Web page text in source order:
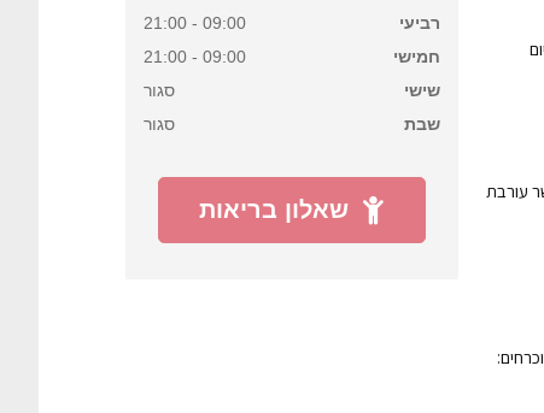
עורבת
רביעי
09:00 - 21:00
חמישי
09:00 - 21:00
שישי
סגור
שבת
סגור
שאלון בריאות